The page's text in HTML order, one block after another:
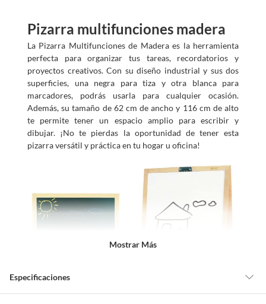
Pizarra multifunciones madera
La Pizarra Multifunciones de Madera es la herramienta
perfecta para organizar tus tareas, recordatorios y
proyectos creativos. Con su diseño industrial y sus dos
superficies, una negra para tiza y otra blanca para
marcadores, podrás usarla para cualquier ocasión.
Además, su tamaño de 62 cm de ancho y 116 cm de alto
te permite tener un espacio amplio para escribir y
dibujar. ¡No te pierdas la oportunidad de tener esta
pizarra versátil y práctica en tu hogar u oficina!
Mostrar Más
Especificaciones